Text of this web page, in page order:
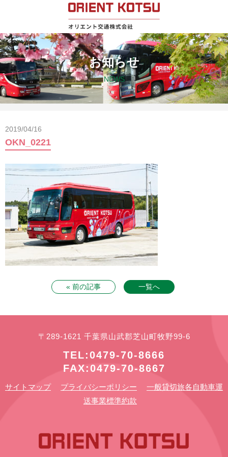
お知らせ
NEWS
2019/04/16
OKN_0221
« 前の記事 一覧へ
〒289-1621 千葉県山武郡芝山町牧野99-6
TEL:0479-70-8666
FAX:0479-70-8667
サイトマップ プライバシーポリシー
一般貸切旅各自動車運
送事業標準約款